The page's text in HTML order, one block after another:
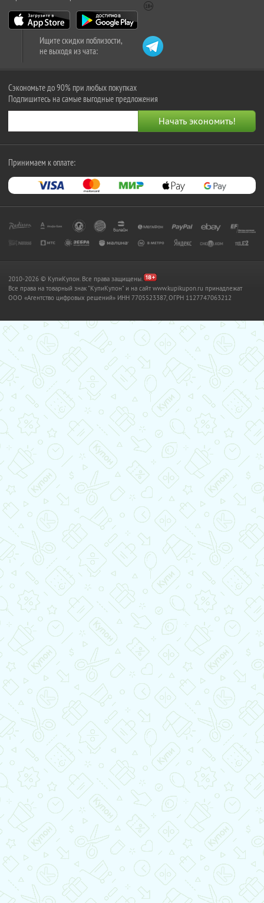
Ищите скидки поблизости,
не выходя из чата:
Сэкономьте до 90% при любых покупках
Подпишитесь на самые выгодные предложения
Принимаем к оплате:
2010-2026 © КупиКупон. Все права защищены.
Все права на товарный знак "КупиКупон" и на сайт www.kupikupon.ru принадлежат
OOO «Агентство цифровых решений» ИНН 7705523387, ОГРН 1127747063212